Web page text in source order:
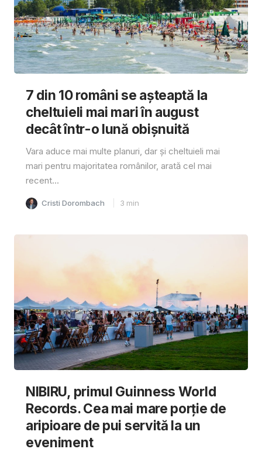
7 din 10 români se așteaptă la
cheltuieli mai mari în august
decât într-o lună obișnuită
Vara aduce mai multe planuri, dar și cheltuieli mai
mari pentru majoritatea românilor, arată cel mai
recent...
Cristi Dorombach 3 min
NIBIRU, primul Guinness World
Records. Cea mai mare porție de
aripioare de pui servită la un
eveniment